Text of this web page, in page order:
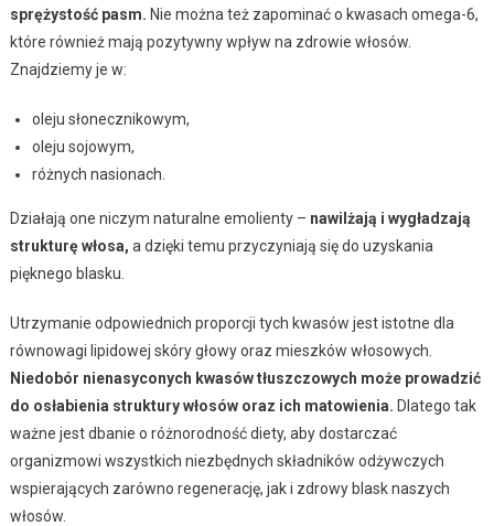
sprężystość pasm. Nie można też zapominać o kwasach omega-6,
które również mają pozytywny wpływ na zdrowie włosów.
Znajdziemy je w:
oleju słonecznikowym,
oleju sojowym,
różnych nasionach.
Działają one niczym naturalne emolienty – nawilżają i wygładzają
strukturę włosa, a dzięki temu przyczyniają się do uzyskania
pięknego blasku.
Utrzymanie odpowiednich proporcji tych kwasów jest istotne dla
równowagi lipidowej skóry głowy oraz mieszków włosowych.
Niedobór nienasyconych kwasów tłuszczowych może prowadzić
do osłabienia struktury włosów oraz ich matowienia. Dlatego tak
ważne jest dbanie o różnorodność diety, aby dostarczać
organizmowi wszystkich niezbędnych składników odżywczych
wspierających zarówno regenerację, jak i zdrowy blask naszych
włosów.